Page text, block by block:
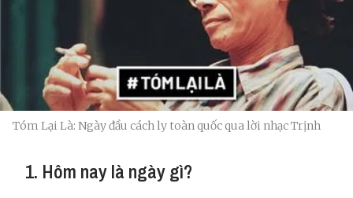
Tóm Lại Là: Ngày đầu cách ly toàn quốc qua lời nhạc Trịnh
1. Hôm nay là ngày gì?